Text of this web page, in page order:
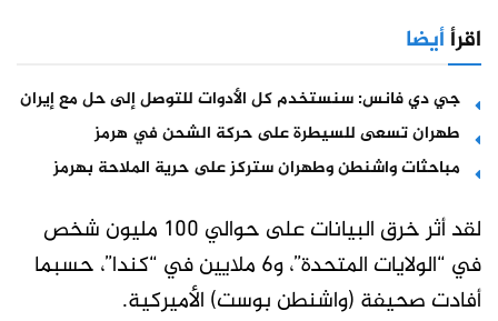
اقرأأيضا
جي دي فانس: سنستخدم كل الأدوات للتوصل إلى حل مع إيران
طهران تسعى للسيطرة على حركة الشحن في هرمز
مباحثات واشنطن وطهران ستركز على حرية الملاحة بهرمز
لقد أثر خرق البيانات على حوالي 100 مليون شخص
في “الولايات المتحدة”، و6 ملايين في “كندا”، حسبما
أفادت صحيفة (واشنطن بوست) الأميركية.